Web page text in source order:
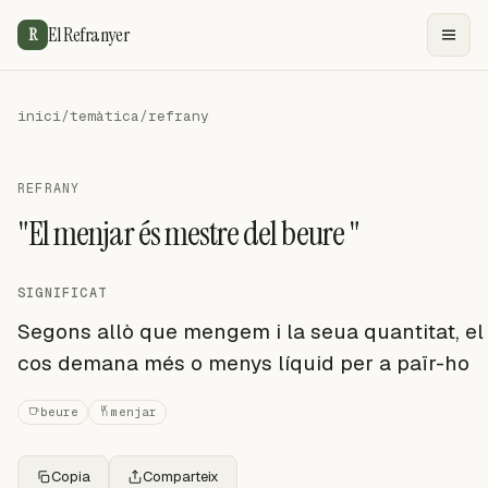
R El Refranyer
inici/temàtica/refrany
REFRANY
"El menjar és mestre del beure "
SIGNIFICAT
Segons allò que mengem i la seua quantitat, el
cos demana més o menys líquid per a païr-ho
beure menjar
Copia Comparteix